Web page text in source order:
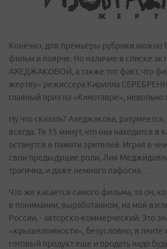
Конечно, для премьеры рубрики можно
фильм и поярче. Но наличие в списке
АХЕДЖАКОВОЙ, а также тот факт, что
жертву» режиссера Кирилла
главный приз на «Кинотавре»,
Ну что сказать? Ахеджакова,
всегда. Те 15 минут, что она находится в
останутся в памяти зрителей. Играя в
свои предыдущие роли, Лия
трагична, и даже немного пафосна…
Что же касается самого фильма, то он,
в понимании, выработанном, на мой
России, - авторско-коммерческий. Это
«крышеломности», безусловно, в ленте
готовый продукт еще и продать надо